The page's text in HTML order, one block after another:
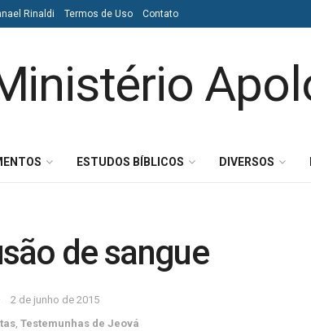
Rinaldi Termos de Uso Contato
ESTUDOS BÍBLICOS DIVERSOS
de sangue
2 de junho de 2015
Testemunhas de Jeová